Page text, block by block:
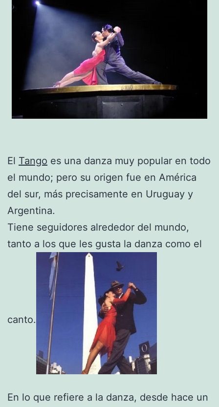
El Tango es una danza muy popular en todo
el mundo; pero su origen fue en América
del sur, más precisamente en Uruguay y
Argentina.
Tiene seguidores alrededor del mundo,
tanto a los que les gusta la danza como el
canto.
En lo que refiere a la danza, desde hace un